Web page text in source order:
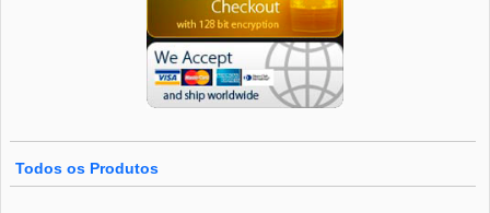
Todos os Produtos